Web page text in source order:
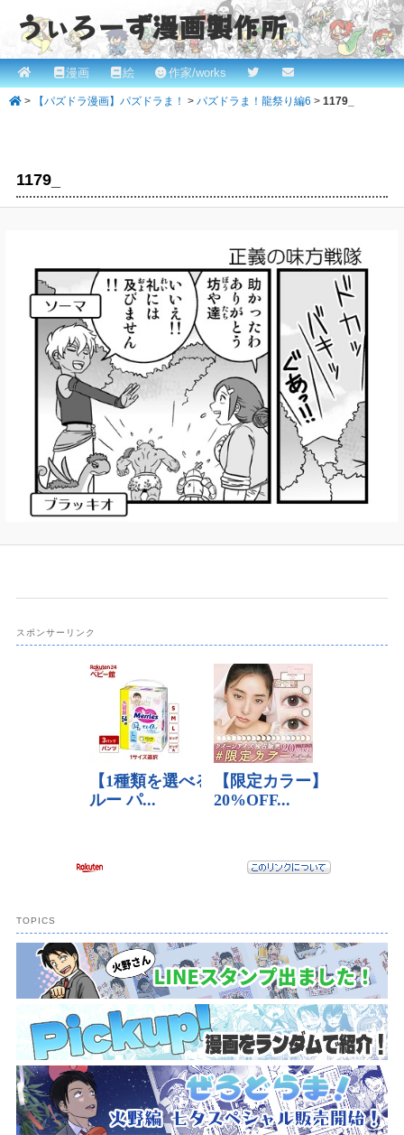
うぃろーず漫画製作所
ROBINとかっぱの漫画スタジオ！ willows.online
メ
イ
メ
イ
コ
ン
ン
漫画 絵 作家/works
> 【パズドラ漫画】パズドラま！ > パズドラま！龍祭り編6 > 1179_
ナ
ビ
ョ
ン
1179_
スポンサーリンク
TOPICS